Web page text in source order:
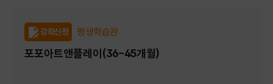
강좌신청 평생학습관
포포아트앤플레이(36~45개월)